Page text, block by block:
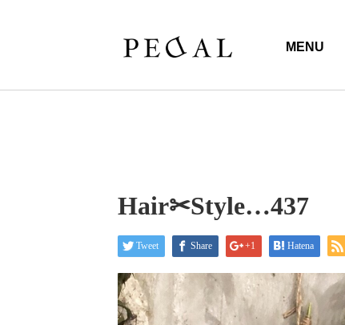
MENU
Hair✂︎Style…437
Tweet Share +1 Hatena